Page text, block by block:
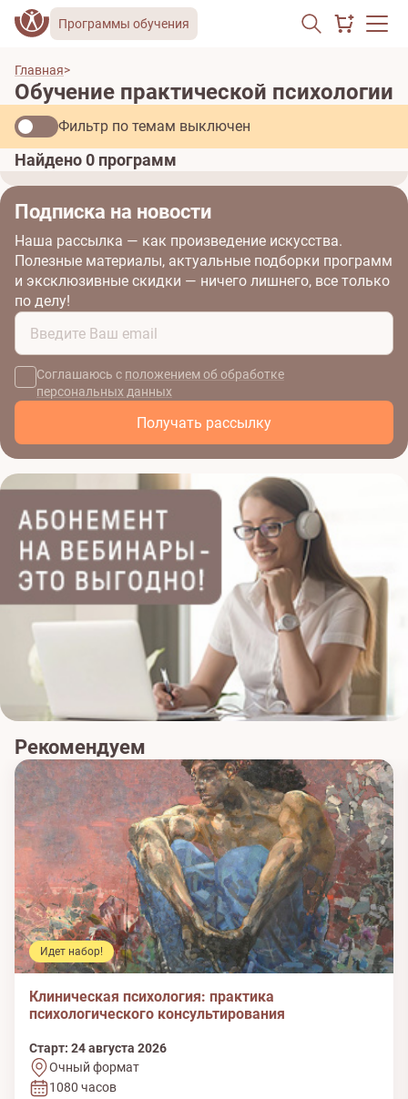
Программы обучения
Главная
Обучение практической психологии
Фильтр по темам выключен
Найдено0 программ
Подписка на новости
Наша рассылка — как произведение искусства.
Полезные материалы, актуальные подборки программ
и эксклюзивные скидки — ничего лишнего, все только
по делу!
Соглашаюсь с положением об обработке
персональных данных
Получать рассылку
Рекомендуем
Идет набор!
Клиническая психология: практика
психологического консультирования
Старт: 24 августа 2026
Очный формат
1080 часов